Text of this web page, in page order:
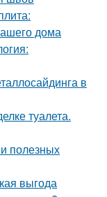
дома
в
туалета.
полезных
выгода